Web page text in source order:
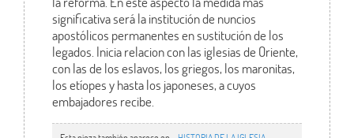
significativa será la institución de nuncios
apostólicos permanentes en sustitución de los
legados. Inicia relacion con las iglesias de Oriente,
con las de los eslavos, los griegos, los maronitas,
los etíopes y hasta los japoneses, a cuyos
embajadores recibe.